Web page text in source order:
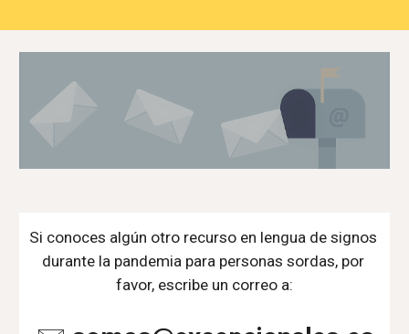
Si conoces algún otro recurso en lengua de signos
durante la pandemia para personas sordas, por
favor, escribe un correo a: